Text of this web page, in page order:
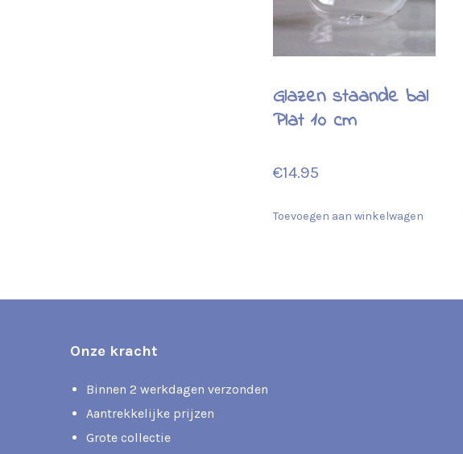
Glazen staande bal
Plat 10 cm
€14.95
Toevoegen aan winkelwagen
Onze kracht
Binnen 2 werkdagen verzonden
Aantrekkelijke prijzen
Grote collectie